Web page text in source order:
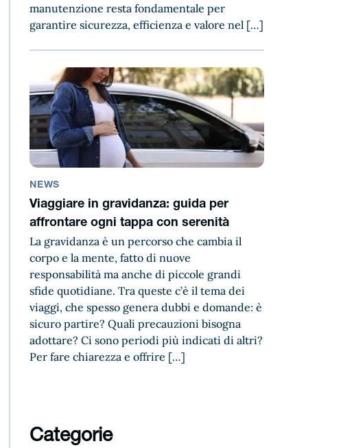
manutenzione resta fondamentale per
garantire sicurezza, efficienza e valore nel […]
NEWS
Viaggiare in gravidanza: guida per
affrontare ogni tappa con serenità
La gravidanza è un percorso che cambia il
corpo e la mente, fatto di nuove
responsabilità ma anche di piccole grandi
sfide quotidiane. Tra queste c’è il tema dei
viaggi, che spesso genera dubbi e domande: è
sicuro partire? Quali precauzioni bisogna
adottare? Ci sono periodi più indicati di altri?
Per fare chiarezza e offrire […]
Categorie